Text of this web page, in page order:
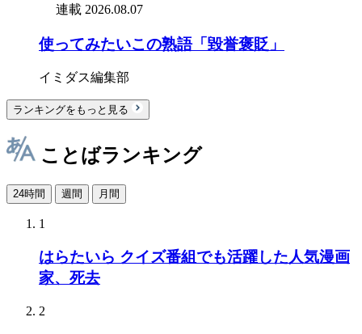
連載 2026.08.07
使ってみたいこの熟語「毀誉褒貶」
イミダス編集部
ランキングをもっと見る
ことばランキング
24時間 週間 月間
1
はらたいら クイズ番組でも活躍した人気漫画
家、死去
2